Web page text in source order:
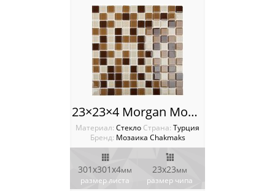
23×23×4 Morgan Мозаика Chakmaks
Материал: Стекло Cтрана: Турция
Бренд: Мозаика Chakmaks
301х301х4мм
размер листа
23х23мм
размер чипа